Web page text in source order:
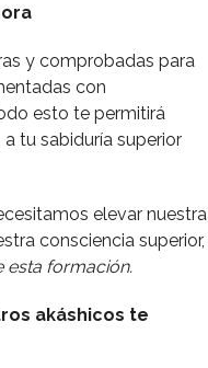
y comprobadas para
con
esto te permitirá
tu sabiduría superior
elevar nuestra
consciencia superior,
esta formación.
akáshicos te